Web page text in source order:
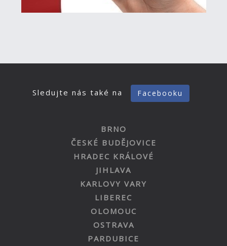
Sledujte nás také na Facebooku
BRNO
ČESKÉ BUDĚJOVICE
HRADEC KRÁLOVÉ
JIHLAVA
KARLOVY VARY
LIBEREC
OLOMOUC
OSTRAVA
PARDUBICE